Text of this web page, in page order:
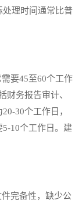
处理时间通常比普
要45至60个工作
财务报告审计、
30个工作日，
10个工作日。建
完备性，缺少公